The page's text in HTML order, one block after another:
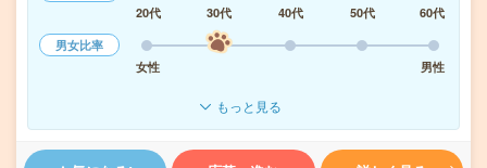
20代
30代 40代 50代
60代
男女比率
女性
男性
もっと見る